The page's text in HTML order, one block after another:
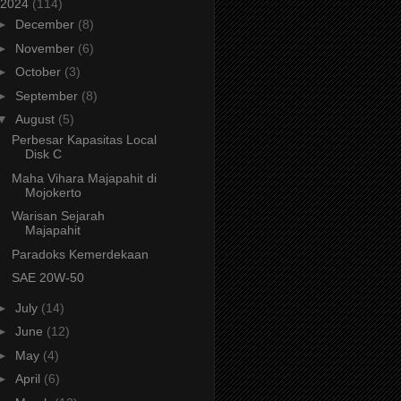
2024 (114)
December (8)
November (6)
October (3)
September (8)
August (5)
Perbesar Kapasitas Local
Disk C
Maha Vihara Majapahit di
Mojokerto
Warisan Sejarah
Majapahit
Paradoks Kemerdekaan
SAE 20W-50
July (14)
June (12)
May (4)
April (6)